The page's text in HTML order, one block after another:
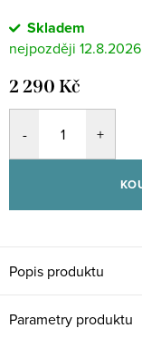
Skladem
12.8.2026
2 290 Kč
Popis produktu
Parametry produktu